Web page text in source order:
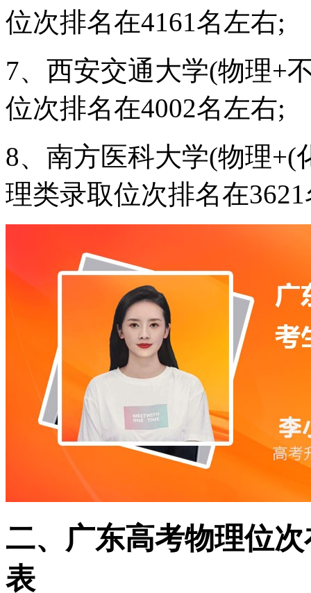
位次排名在4161名左右;
7、西安交通大学(物理+
位次排名在4002名左右;
8、南方医科大学(物理+(
理类录取位次排名在
二、广东高考物理位
表